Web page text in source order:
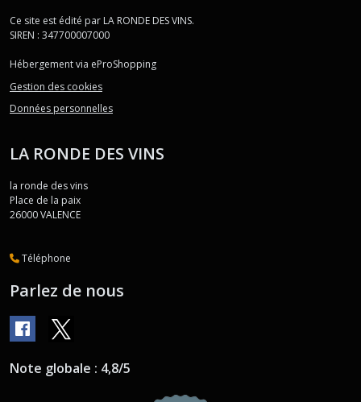
Ce site est édité par LA RONDE DES VINS.
SIREN : 347700007000
Hébergement via eProShopping
Gestion des cookies
Données personnelles
LA RONDE DES VINS
la ronde des vins
Place de la paix
26000VALENCE
Téléphone
Parlez de nous
Note globale : 4,8/5